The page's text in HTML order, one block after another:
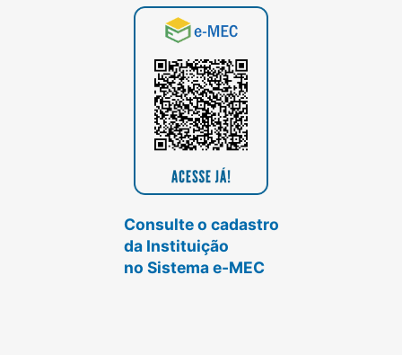
Consulte o cadastro
da Instituição
no Sistema e-MEC